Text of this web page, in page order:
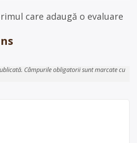
care adaugă o evaluare
Câmpurile obligatorii sunt marcate cu